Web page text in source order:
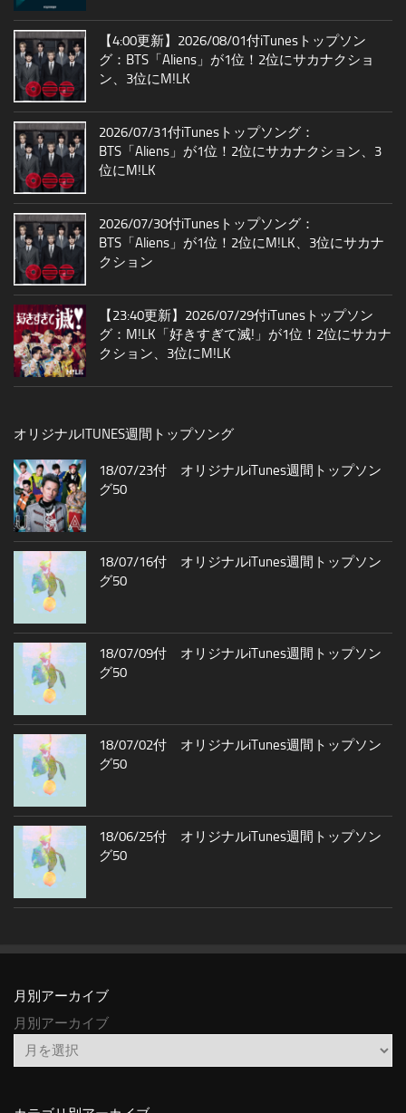
【4:00更新】2026/08/01付iTunesトップソン
グ：BTS「Aliens」が1位！2位にサカナクショ
ン、3位にM!LK
2026/07/31付iTunesトップソング：
BTS「Aliens」が1位！2位にサカナクション、3
位にM!LK
2026/07/30付iTunesトップソング：
BTS「Aliens」が1位！2位にM!LK、3位にサカナ
クション
【23:40更新】2026/07/29付iTunesトップソン
グ：M!LK「好きすぎて滅!」が1位！2位にサカナ
クション、3位にM!LK
オリジナルITUNES週間トップソング
18/07/23付 オリジナルiTunes週間トップソン
グ50
18/07/16付 オリジナルiTunes週間トップソン
グ50
18/07/09付 オリジナルiTunes週間トップソン
グ50
18/07/02付 オリジナルiTunes週間トップソン
グ50
18/06/25付 オリジナルiTunes週間トップソン
グ50
月別アーカイブ
月別アーカイブ